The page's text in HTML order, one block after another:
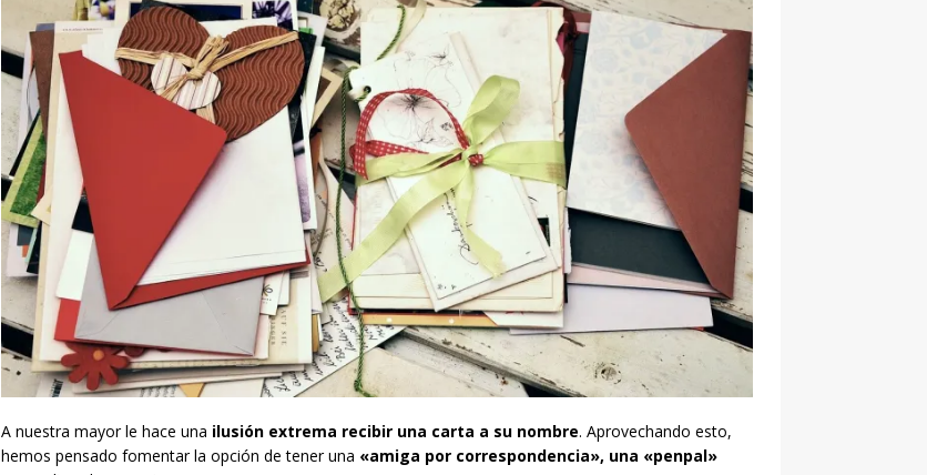
A nuestra mayor le hace una ilusión extrema recibir una carta a su nombre. Aprovechando esto,
hemos pensado fomentar la opción de tener una «amiga por correspondencia», una «penpal»